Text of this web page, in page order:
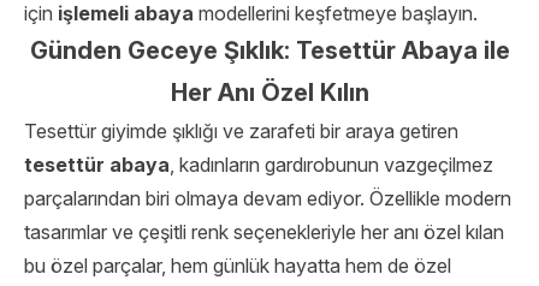
için işlemeli abaya modellerini keşfetmeye başlayın.
Günden Geceye Şıklık: Tesettür Abaya ile
Her Anı Özel Kılın
Tesettür giyimde şıklığı ve zarafeti bir araya getiren
tesettür abaya, kadınların gardırobunun vazgeçilmez
parçalarından biri olmaya devam ediyor. Özellikle modern
tasarımlar ve çeşitli renk seçenekleriyle her anı özel kılan
bu özel parçalar, hem günlük hayatta hem de özel